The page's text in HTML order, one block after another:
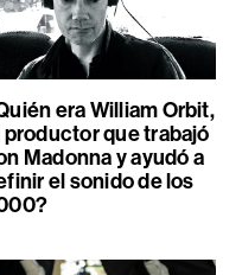
era William Orbit,
productor que trabajó
Madonna y ayudó a
el sonido de los